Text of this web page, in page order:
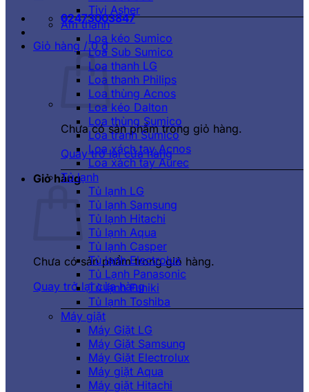
02473003847
Giỏ hàng /0₫
Chưa có sản phẩm trong giỏ hàng.
Quay trở lại cửa hàng
Giỏ hàng
Chưa có sản phẩm trong giỏ hàng.
Quay trở lại cửa hàng
Tivi Asher
Âm thanh
Loa kéo Sumico
Loa Sub Sumico
Loa thanh LG
Loa thanh Philips
Loa thùng Acnos
Loa kéo Dalton
Loa thùng Sumico
Loa tranh Sumico
Loa xách tay Acnos
Loa xách tay Aurec
Tủ lạnh
Tủ lạnh LG
Tủ lạnh Samsung
Tủ lạnh Hitachi
Tủ lạnh Aqua
Tủ lạnh Casper
Tủ lạnh Electrolux
Tủ Lạnh Panasonic
Tủ lạnh Funiki
Tủ lạnh Toshiba
Máy giặt
Máy Giặt LG
Máy Giặt Samsung
Máy Giặt Electrolux
Máy giặt Aqua
Máy giặt Hitachi